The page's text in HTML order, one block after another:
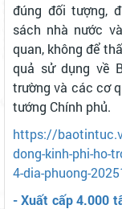
đúng đối tượng,
sách nhà nước
quan, không để
quả sử dụng về
trường và các cơ
tướng Chính phủ.
https://
dong-kinh-phi-ho-
4-dia-phuong-
- Xuất cấp 4.000